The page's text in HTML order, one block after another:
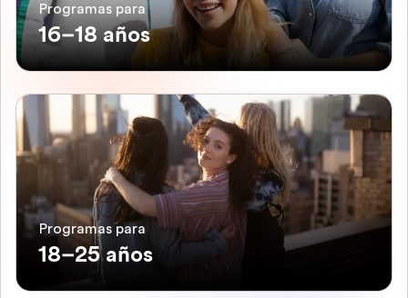
Programas para
16–18 años
Programas para
18–25 años